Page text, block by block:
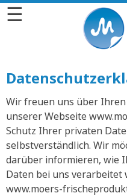
☰
Wir freuen uns über
unserer Webseite
Schutz Ihrer privaten
selbstverständlich. Wir
darüber informieren, wie
Daten bei uns verarbeitet
www.moers-